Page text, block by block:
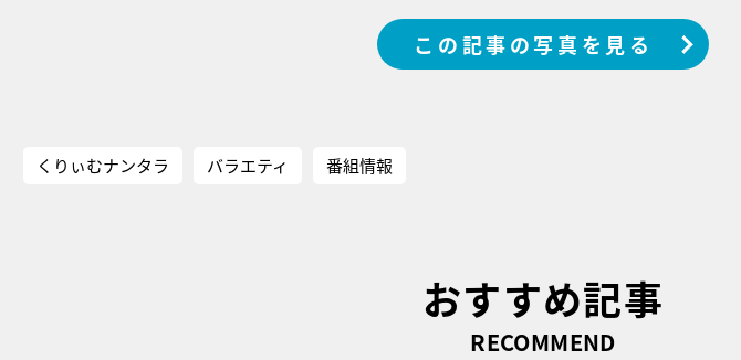
この記事の写真を見る
くりぃむナンタラ バラエティ 番組情報
おすすめ記事
RECOMMEND